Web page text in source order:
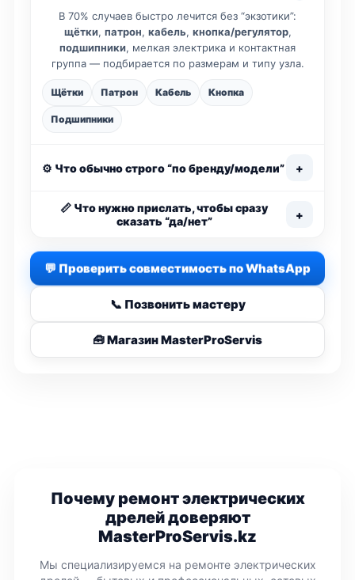
В 70% случаев быстро лечится без “экзотики”:
щётки, патрон, кабель, кнопка/регулятор,
подшипники, мелкая электрика и контактная
группа — подбирается по размерам и типу узла.
Щётки Патрон Кабель Кнопка
Подшипники
⚙️ Что обычно строго “по бренду/модели” +
📏 Что нужно прислать, чтобы сразу
сказать “да/нет”
+
💬 Проверить совместимость по WhatsApp
📞 Позвонить мастеру
🧰 Магазин MasterProServis
Почему ремонт электрических
дрелей доверяют
MasterProServis.kz
Мы специализируемся на ремонте электрических